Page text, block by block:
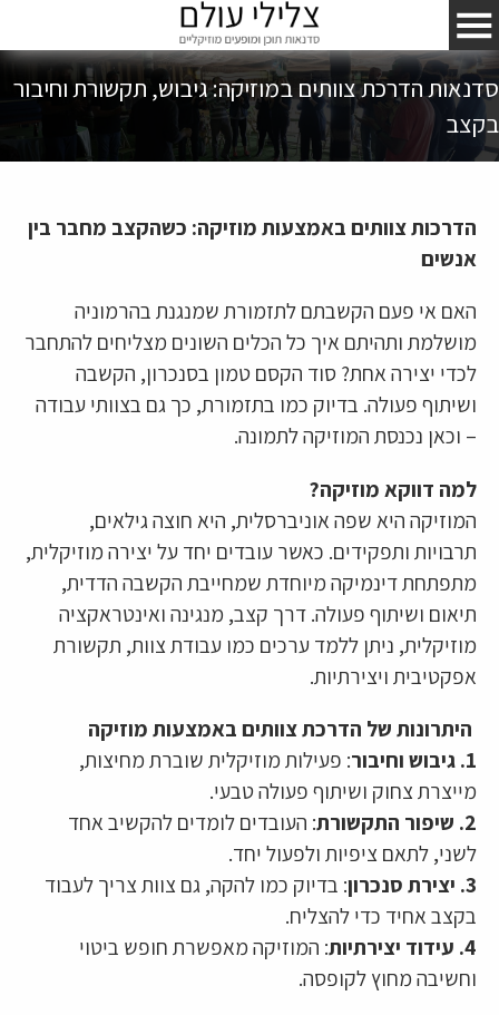
סדנאות הדרכת צוותים במוזיקה: גיבוש, תקשורת וחיבור
בקצב
הדרכות צוותים באמצעות מוזיקה: כשהקצב מחבר בין
אנשים
האם אי פעם הקשבתם לתזמורת שמנגנת בהרמוניה
מושלמת ותהיתם איך כל הכלים השונים מצליחים להתחבר
לכדי יצירה אחת? סוד הקסם טמון בסנכרון, הקשבה
ושיתוף פעולה. בדיוק כמו בתזמורת, כך גם בצוותי עבודה
– וכאן נכנסת המוזיקה לתמונה.
למה דווקא מוזיקה?
המוזיקה היא שפה אוניברסלית, היא חוצה גילאים,
תרבויות ותפקידים. כאשר עובדים יחד על יצירה מוזיקלית,
מתפתחת דינמיקה מיוחדת שמחייבת הקשבה הדדית,
תיאום ושיתוף פעולה. דרך קצב, מנגינה ואינטראקציה
מוזיקלית, ניתן ללמד ערכים כמו עבודת צוות, תקשורת
אפקטיבית ויצירתיות.
היתרונות של הדרכת צוותים באמצעות מוזיקה
1. גיבוש וחיבור
: פעילות מוזיקלית שוברת מחיצות,
מייצרת צחוק ושיתוף פעולה טבעי.
2. שיפור התקשורת
: העובדים לומדים להקשיב אחד
לשני, לתאם ציפיות ולפעול יחד.
3. יצירת סנכרון
: בדיוק כמו להקה, גם צוות צריך לעבוד
בקצב אחיד כדי להצליח.
4. עידוד יצירתיות
: המוזיקה מאפשרת חופש ביטוי
וחשיבה מחוץ לקופסה.